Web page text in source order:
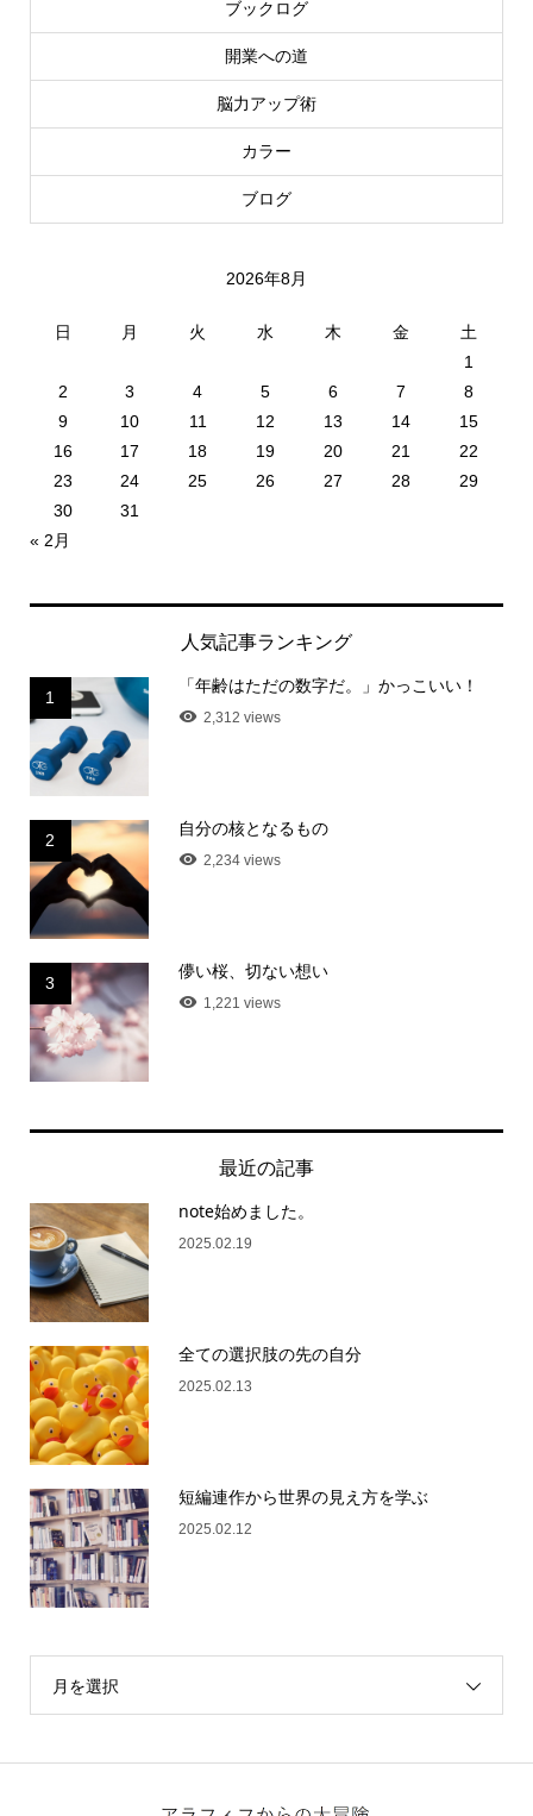
ブックログ
開業への道
脳力アップ術
カラー
ブログ
2026年8月
日 月 火 水 木 金
土
1
2
3 4 5 6 7
8
9
10 11 12 13 14
15
16
17 18 19 20 21
22
23
24 25 26 27 28
29
30
31
« 2月
人気記事ランキング
1
「年齢はただの数字だ。」かっこいい！
2,312 views
2
自分の核となるもの
2,234 views
3
儚い桜、切ない想い
1,221 views
最近の記事
note始めました。
2025.02.19
全ての選択肢の先の自分
2025.02.13
短編連作から世界の見え方を学ぶ
2025.02.12
月を選択